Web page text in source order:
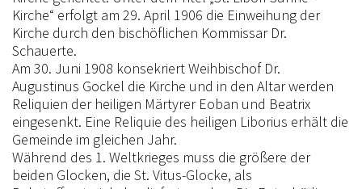
Kirche“ erfolgt am 29. April 1906 die Einweihung der
Kirche durch den bischöflichen Kommissar Dr.
Schauerte.
Am 30. Juni 1908 konsekriert Weihbischof Dr.
Augustinus Gockel die Kirche und in den Altar werden
Reliquien der heiligen Märtyrer Eoban und Beatrix
eingesenkt. Eine Reliquie des heiligen Liborius erhält die
Gemeinde im gleichen Jahr.
Während des 1. Weltkrieges muss die größere der
beiden Glocken, die St. Vitus-Glocke, als